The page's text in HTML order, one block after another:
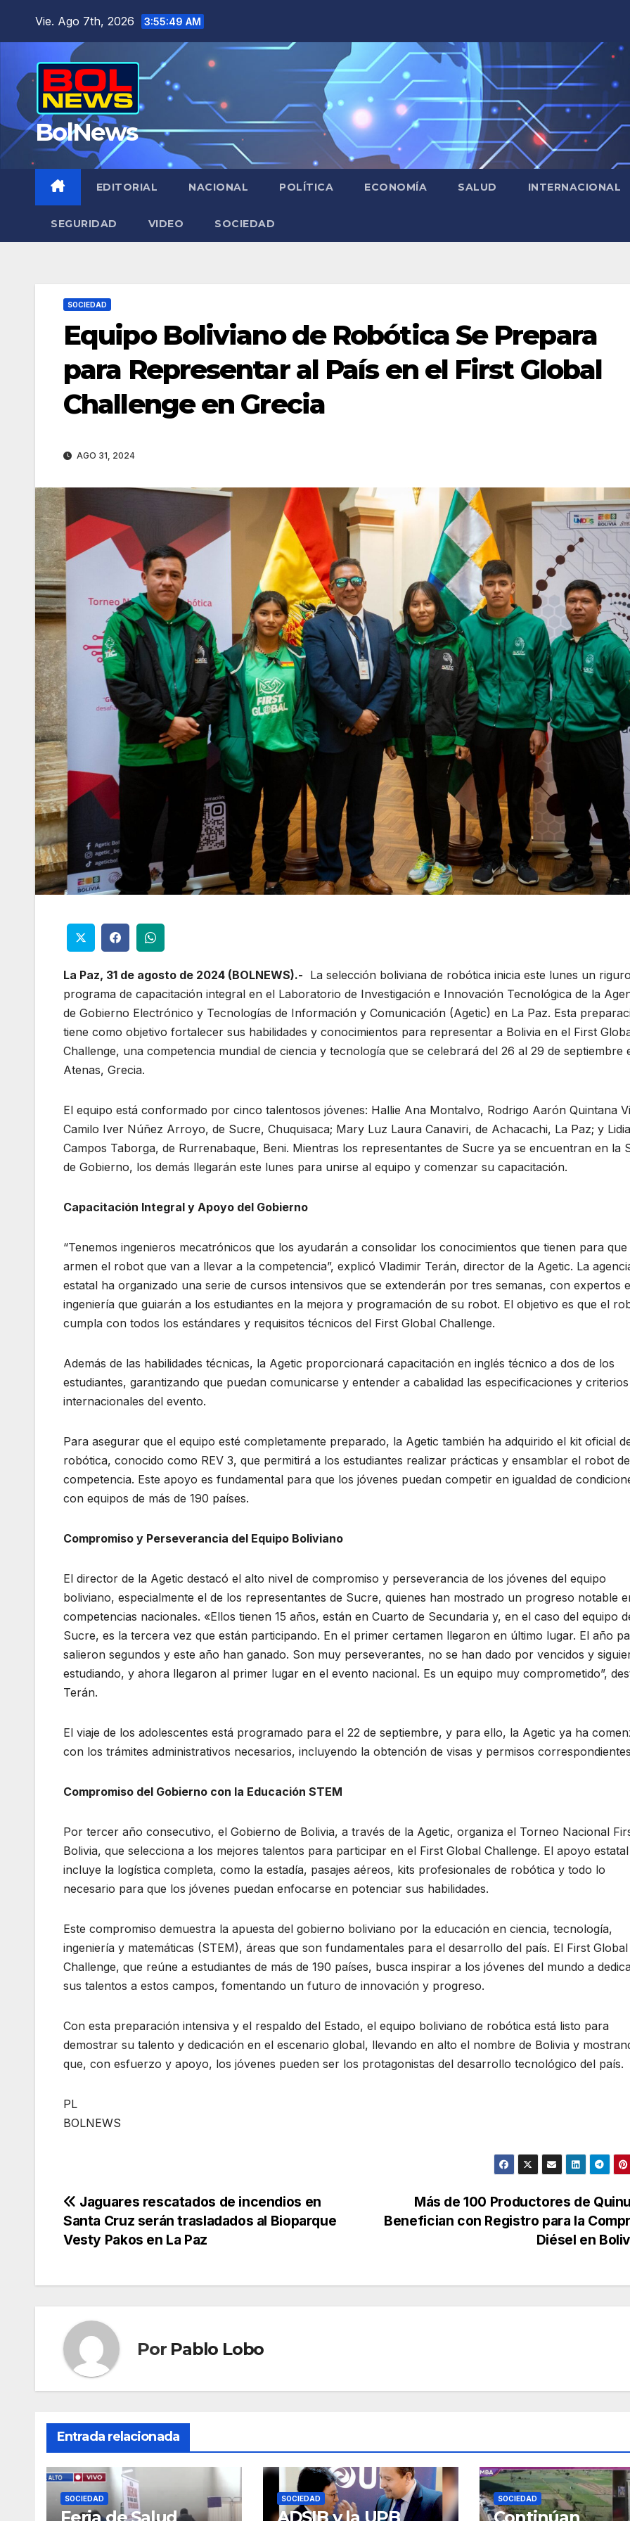
Vie. Ago 7th, 2026 3:55:50 AM
BolNews
EDITORIAL NACIONAL POLÍTICA ECONOMÍA SALUD INTERNACIONAL
SEGURIDAD VIDEO SOCIEDAD
SOCIEDAD
Equipo Boliviano de Robótica Se Prepara
para Representar al País en el First Global
Challenge en Grecia
AGO 31, 2024
La Paz, 31 de agosto de 2024 (BOLNEWS).- La selección boliviana de robótica inicia este lunes un
programa de capacitación integral en el Laboratorio de Investigación e Innovación Tecnológica de la
de Gobierno Electrónico y Tecnologías de Información y Comunicación (Agetic) en La Paz. Esta
tiene como objetivo fortalecer sus habilidades y conocimientos para representar a Bolivia en el First
Challenge, una competencia mundial de ciencia y tecnología que se celebrará del 26 al 29 de septiembre
Atenas, Grecia.
El equipo está conformado por cinco talentosos jóvenes: Hallie Ana Montalvo, Rodrigo Aarón Quintana
Camilo Iver Núñez Arroyo, de Sucre, Chuquisaca; Mary Luz Laura Canaviri, de Achacachi, La Paz; y Lidia
Campos Taborga, de Rurrenabaque, Beni. Mientras los representantes de Sucre ya se encuentran en la
de Gobierno, los demás llegarán este lunes para unirse al equipo y comenzar su capacitación.
Capacitación Integral y Apoyo del Gobierno
“Tenemos ingenieros mecatrónicos que los ayudarán a consolidar los conocimientos que tienen para que
armen el robot que van a llevar a la competencia”, explicó Vladimir Terán, director de la Agetic. La
estatal ha organizado una serie de cursos intensivos que se extenderán por tres semanas, con expertos
ingeniería que guiarán a los estudiantes en la mejora y programación de su robot. El objetivo es que el
cumpla con todos los estándares y requisitos técnicos del First Global Challenge.
Además de las habilidades técnicas, la Agetic proporcionará capacitación en inglés técnico a dos de los
estudiantes, garantizando que puedan comunicarse y entender a cabalidad las especificaciones y criterios
internacionales del evento.
Para asegurar que el equipo esté completamente preparado, la Agetic también ha adquirido el kit oficial
robótica, conocido como REV 3, que permitirá a los estudiantes realizar prácticas y ensamblar el robot de
competencia. Este apoyo es fundamental para que los jóvenes puedan competir en igualdad de
con equipos de más de 190 países.
Compromiso y Perseverancia del Equipo Boliviano
El director de la Agetic destacó el alto nivel de compromiso y perseverancia de los jóvenes del equipo
boliviano, especialmente el de los representantes de Sucre, quienes han mostrado un progreso notable
competencias nacionales. «Ellos tienen 15 años, están en Cuarto de Secundaria y, en el caso del equipo
Sucre, es la tercera vez que están participando. En el primer certamen llegaron en último lugar. El año
salieron segundos y este año han ganado. Son muy perseverantes, no se han dado por vencidos y
estudiando, y ahora llegaron al primer lugar en el evento nacional. Es un equipo muy comprometido”,
Terán.
El viaje de los adolescentes está programado para el 22 de septiembre, y para ello, la Agetic ya ha
con los trámites administrativos necesarios, incluyendo la obtención de visas y permisos
Compromiso del Gobierno con la Educación STEM
Por tercer año consecutivo, el Gobierno de Bolivia, a través de la Agetic, organiza el Torneo Nacional
Bolivia, que selecciona a los mejores talentos para participar en el First Global Challenge. El apoyo estatal
incluye la logística completa, como la estadía, pasajes aéreos, kits profesionales de robótica y todo lo
necesario para que los jóvenes puedan enfocarse en potenciar sus habilidades.
Este compromiso demuestra la apuesta del gobierno boliviano por la educación en ciencia, tecnología,
ingeniería y matemáticas (STEM), áreas que son fundamentales para el desarrollo del país. El First Global
Challenge, que reúne a estudiantes de más de 190 países, busca inspirar a los jóvenes del mundo a
sus talentos a estos campos, fomentando un futuro de innovación y progreso.
Con esta preparación intensiva y el respaldo del Estado, el equipo boliviano de robótica está listo para
demostrar su talento y dedicación en el escenario global, llevando en alto el nombre de Bolivia y
que, con esfuerzo y apoyo, los jóvenes pueden ser los protagonistas del desarrollo tecnológico del país.
PL
BOLNEWS
Navegación
de
Más de 100 Productores de
Benefician con Registro para la
Diésel en
Jaguares rescatados de incendios en
Santa Cruz serán trasladados al Bioparque
Vesty Pakos en La Paz
Por Pablo Lobo
Entrada relacionada
SOCIEDAD SOCIEDAD SOCIEDAD